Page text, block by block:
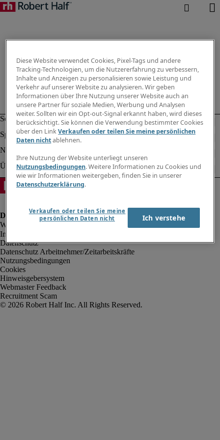
Impressum
Datenschutz
Datenschutz Arbeitnehmer/Zeitarbeitskräfte
Nutzungsbedingungen
Cookies
Hinweisgebersystem
Webmaster Feedback
Recruitment Scam
Diese Website verwendet Cookies, Pixel-Tags und andere
Tracking-Technologien, um die Nutzererfahrung zu verbessern,
Inhalte und Anzeigen zu personalisieren sowie Leistung und
Verkehr auf unserer Website zu analysieren. Wir geben
Informationen über Ihre Nutzung unserer Website auch an
unsere Partner für soziale Medien, Werbung und Analysen
weiter. Sollten wir ein Opt-out-Signal erkannt haben, wird dieses
berücksichtigt. Sie können die Verwendung bestimmter Cookies
über den LinkVerkaufen oder teilen Sie meine persönlichen
Daten nichtablehnen.
Ihre Nutzung der Website unterliegt unseren
Nutzungsbedingungen. Weitere Informationen zu Cookies und
wie wir Informationen weitergeben, finden Sie in unserer
Datenschutzerklärung.
Verkaufen oder teilen Sie meine
persönlichen Daten nicht
Ich verstehe